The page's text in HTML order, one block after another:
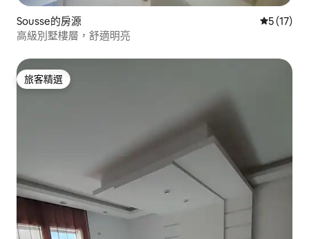
Sousse的房源 從 17 則
5 (17)
高級別墅樓層，舒適明亮
旅客精選
旅客精選